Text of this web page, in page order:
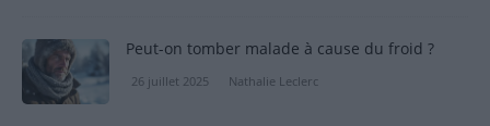
Peut-on tomber malade à cause du froid ?
26 juillet 2025 Nathalie Leclerc